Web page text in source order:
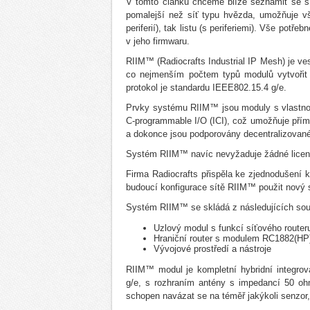
pomalejší než síť typu hvězda, umožňuje
periferií), tak listu (s periferiemi). Vše
v jeho firmwaru.
RIIM™ (Radiocrafts Industrial IP Mesh) je
co nejmenším počtem typů modulů
protokol je standardu IEEE802.15.4 g/e.
Prvky systému RIIM™ jsou moduly s
C-programmable I/O (ICI), což umožňuje
a dokonce jsou podporovány
Systém RIIM™ navíc nevyžaduje žádné
Firma Radiocrafts přispěla ke
budoucí konfigurace sítě RIIM™ použit nový
Systém RIIM™ se skládá z následujících
Uzlový modul s funkcí síťového
Hraniční router s modulem
Vývojové prostředí a nástroje
RIIM™ modul je kompletní hybridní
g/e, s rozhraním antény s impedancí 50
schopen navázat se na téměř jakýkoli